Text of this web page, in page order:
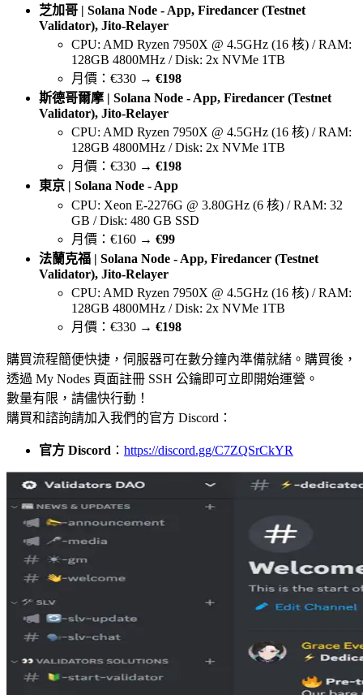
芝加哥 | Solana Node - App, Firedancer (Testnet
Validator), Jito-Relayer
CPU: AMD Ryzen 7950X @ 4.5GHz (16 核) / RAM:
128GB 4800MHz / Disk: 2x NVMe 1TB
月價：€330 → €198
斯德哥爾摩 | Solana Node - App, Firedancer (Testnet
Validator), Jito-Relayer
CPU: AMD Ryzen 7950X @ 4.5GHz (16 核) / RAM:
128GB 4800MHz / Disk: 2x NVMe 1TB
月價：€330 → €198
東京 | Solana Node - App
CPU: Xeon E-2276G @ 3.80GHz (6 核) / RAM: 32
GB / Disk: 480 GB SSD
月價：€160 → €99
法蘭克福 | Solana Node - App, Firedancer (Testnet
Validator), Jito-Relayer
CPU: AMD Ryzen 7950X @ 4.5GHz (16 核) / RAM:
128GB 4800MHz / Disk: 2x NVMe 1TB
月價：€330 → €198
購買流程簡便快捷，伺服器可在數分鐘內準備就緒。購買後，
透過 My Nodes 頁面註冊 SSH 公鑰即可立即開始運營。
數量有限，請儘快行動！
購買和諮詢請加入我們的官方 Discord：
官方 Discord ： https://discord.gg/C7ZQSrCkYR